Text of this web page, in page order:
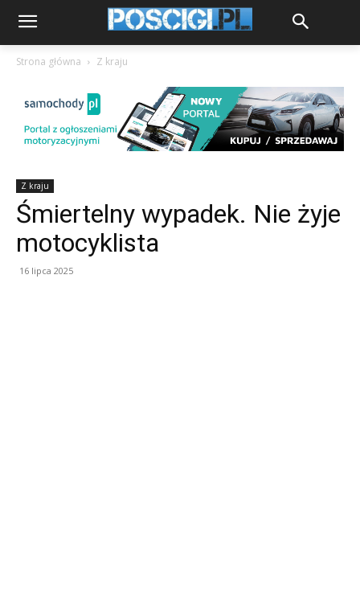
Strona główna Z kraju
Z kraju
Śmiertelny wypadek. Nie żyje
motocyklista
16 lipca 2025